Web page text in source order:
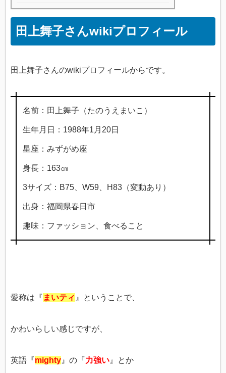
田上舞子さんwikiプロフィール
田上舞子さんのwikiプロフィールからです。
名前：田上舞子（たのうえまいこ）
生年月日：1988年1月20日
星座：みずがめ座
身長：163㎝
3サイズ：B75、W59、H83（変動あり）
出身：福岡県春日市
趣味：ファッション、食べること
愛称は『 まいティ 』ということで、
かわいらしい感じですが、
英語『mighty 』の『力強い 』とか